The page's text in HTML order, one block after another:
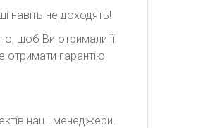
навіть не доходять!
щоб Ви отримали її
отримати гарантію
наші менеджери.